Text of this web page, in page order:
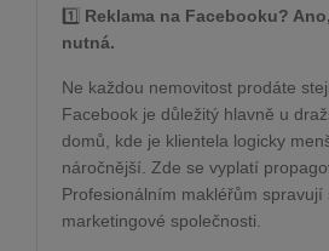
1️⃣ Reklama na Facebooku?
nutná.
Ne každou nemovitost prodáte
Facebook je důležitý hlavně u
domů, kde je klientela logicky
náročnější. Zde se vyplatí
Profesionálním makléřům spravují
marketingové společnosti.